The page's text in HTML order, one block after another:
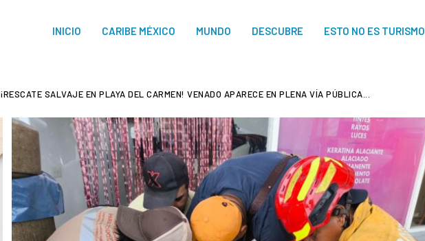
INICIO CARIBE MÉXICO MUNDO DESCUBRE ESTO NO ES TURISMO
¡RESCATE SALVAJE EN PLAYA DEL CARMEN! VENADO APARECE EN PLENA VÍA PÚBLICA...